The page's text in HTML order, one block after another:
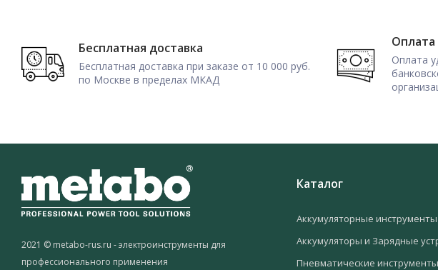
Бесплатная доставка
Бесплатная доставка при заказе от 10 000 руб.
по Москве в пределах МКАД
Оплата
Оплата
2021 © metabo-rus.ru - электроинструменты для
профессионального применения
Каталог
Аккумуляторные инструменты
Аккумуляторы и Зарядные
Пневматические инструменты